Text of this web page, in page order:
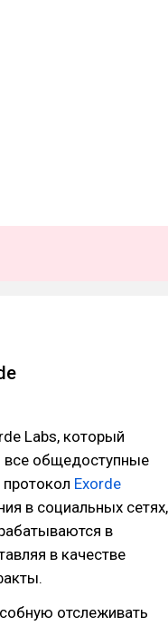
Labs, который
все общедоступные
Exorde
в социальных сетях,
в
в качестве
отслеживать